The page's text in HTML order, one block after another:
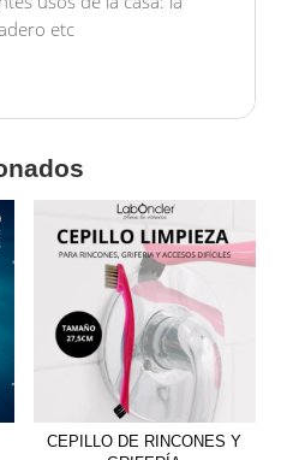
etc
CEPILLO DE RINCONES Y